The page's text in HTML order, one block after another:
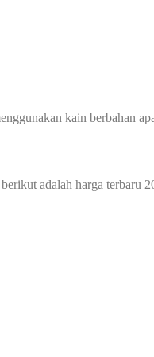
kain berbahan
adalah harga terbaru